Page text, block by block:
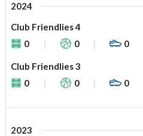
2024
Club Friendlies 4
0
0 0
Club Friendlies 3
0
0 0
2023